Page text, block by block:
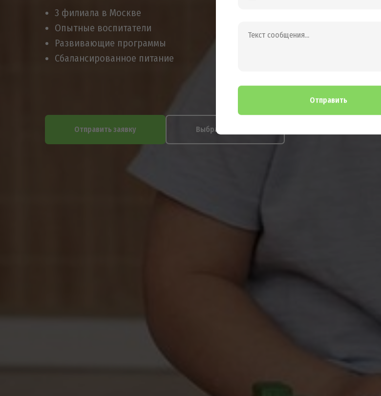
3 филиала в Москве
Опытные воспитатели
Развивающие программы
Сбалансированное питание
Отправить заявку Выбрать филиал
Отправить